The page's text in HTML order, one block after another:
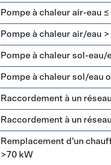
Pompe à chaleur air-eau
Pompe à chaleur air/eau
Pompe à chaleur sol-eau/
Pompe à chaleur sol/eau
Raccordement à un
Raccordement à un
Remplacement d’un
>70 kW